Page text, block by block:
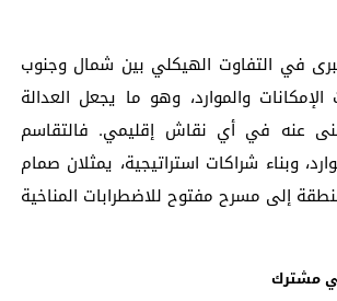
في التفاوت الهيكلي بين شمال وجنوب
والموارد، وهو ما يجعل العدالة
غنى عنه في أي نقاش إقليمي. فالتقاسم
وبناء شراكات استراتيجية، يمثلان صمام
إلى مسرح مفتوح للاضطرابات المناخية
مشترك